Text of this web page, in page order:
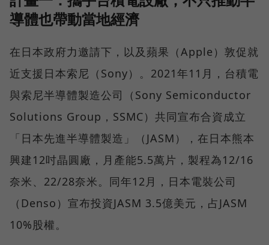
導體也帶動當地經濟
在日本政府力邀請下，以及蘋果（Apple）敦促就
近支援日本索尼（Sony）。2021年11月，台積電
與索尼半導體製造公司（Sony Semiconductor
Solutions Group，SSMC）共同宣布合資成立
「日本先進半導體製造」（JASM），在日本熊本
興建12吋晶圓廠，月產能5.5萬片，製程為12/16
奈米、22/28奈米。同年12月，日本電裝公司
（Denso）宣布投資JASM 3.5億美元，占JASM
10%股權。